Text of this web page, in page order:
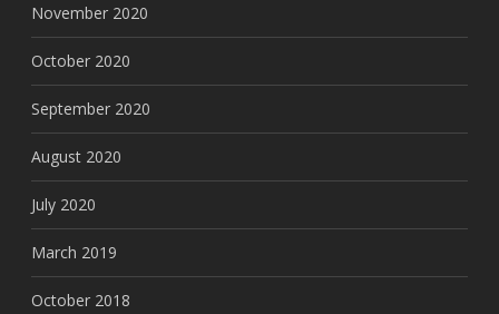
November 2020
October 2020
September 2020
August 2020
July 2020
March 2019
October 2018